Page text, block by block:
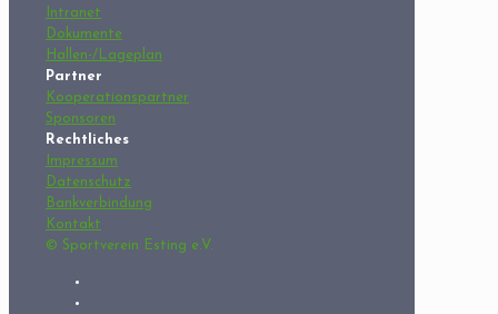
Intranet
Dokumente
Hallen-/Lageplan
Partner
Kooperationspartner
Sponsoren
Rechtliches
Impressum
Datenschutz
Bankverbindung
Kontakt
© Sportverein Esting e.V.